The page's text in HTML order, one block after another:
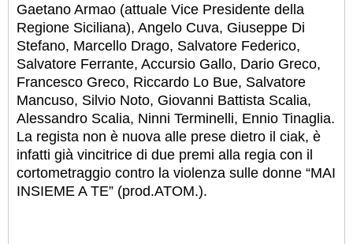
Gaetano Armao (attuale Vice Presidente della
Regione Siciliana), Angelo Cuva, Giuseppe Di
Stefano, Marcello Drago, Salvatore Federico,
Salvatore Ferrante, Accursio Gallo, Dario Greco,
Francesco Greco, Riccardo Lo Bue, Salvatore
Mancuso, Silvio Noto, Giovanni Battista Scalia,
Alessandro Scalia, Ninni Terminelli, Ennio Tinaglia.
La regista non è nuova alle prese dietro il ciak, è
infatti già vincitrice di due premi alla regia con il
cortometraggio contro la violenza sulle donne “MAI
INSIEME A TE” (prod.ATOM.).